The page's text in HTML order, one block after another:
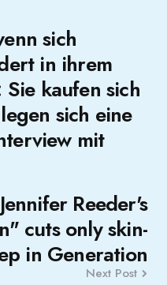
sich
in ihrem
kaufen sich
sich eine
mit
Reeder's
cuts only skin-
in Generation
Next Post